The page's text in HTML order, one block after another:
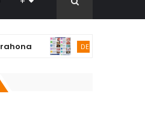
DESTACADAS